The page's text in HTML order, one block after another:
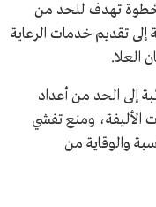
خطوة تهدف للحد من
إلى تقديم خدمات الرعاية
العلا.
إلى الحد من أعداد
الأليفة، ومنع تفشي
والوقاية من